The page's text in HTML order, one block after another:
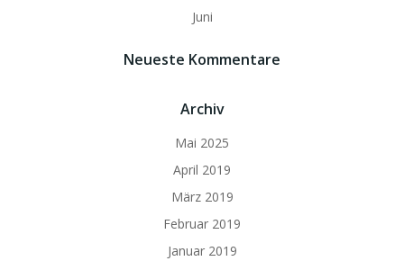
Juni
Neueste Kommentare
Archiv
Mai 2025
April 2019
März 2019
Februar 2019
Januar 2019